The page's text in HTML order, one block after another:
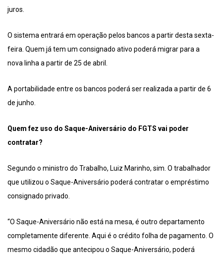
juros.
O sistema entrará em operação pelos bancos a partir desta sexta-
feira. Quem já tem um consignado ativo poderá migrar para a
nova linha a partir de 25 de abril.
A portabilidade entre os bancos poderá ser realizada a partir de 6
de junho.
Quem fez uso do Saque-Aniversário do FGTS vai poder
contratar?
Segundo o ministro do Trabalho, Luiz Marinho, sim. O trabalhador
que utilizou o Saque-Aniversário poderá contratar o empréstimo
consignado privado.
“O Saque-Aniversário não está na mesa, é outro departamento
completamente diferente. Aqui é o crédito folha de pagamento. O
mesmo cidadão que antecipou o Saque-Aniversário, poderá